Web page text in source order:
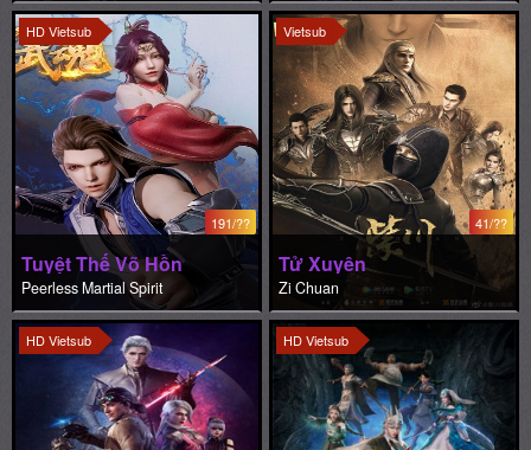
HD Vietsub
191/??
Tuyệt Thế Võ Hồn
Peerless Martial Spirit
Vietsub
41/??
Tử Xuyên
Zi Chuan
HD Vietsub HD Vietsub